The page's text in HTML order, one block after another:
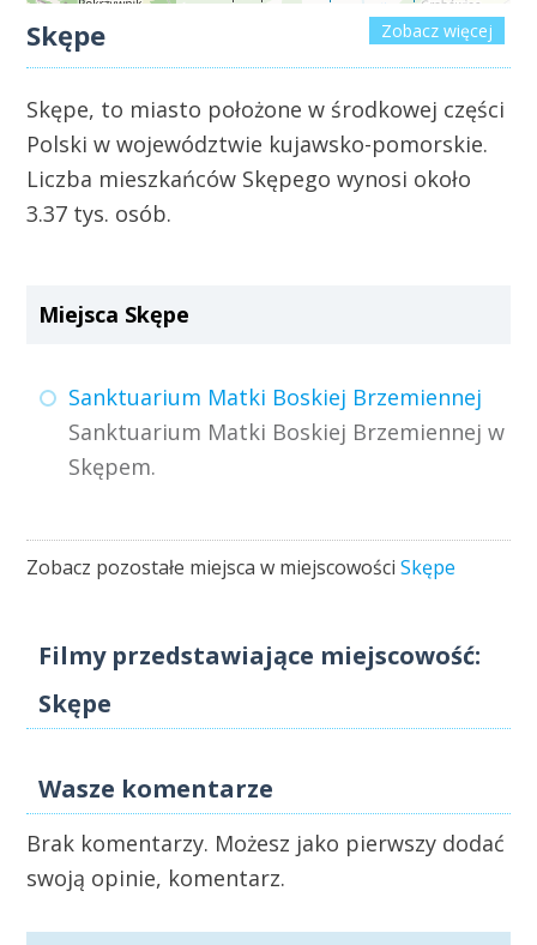
Zobacz więcej
Skępe
Skępe, to miasto położone w środkowej części
Polski w województwie kujawsko-pomorskie.
Liczba mieszkańców Skępego wynosi około
3.37 tys. osób.
Miejsca Skępe
Sanktuarium Matki Boskiej Brzemiennej
Sanktuarium Matki Boskiej Brzemiennej w
Skępem.
Zobacz pozostałe miejsca w miejscowościSkępe
Filmy przedstawiające miejscowość:
Skępe
Wasze komentarze
Brak komentarzy. Możesz jako pierwszy dodać
swoją opinie, komentarz.